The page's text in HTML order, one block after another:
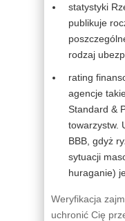
statystyki
publikuje
rodzaj
rating
agencje
Standard &
towarzystw.
BBB, gdyż
sytuacji
huraganie)
Weryfikacja
uchronić Cię